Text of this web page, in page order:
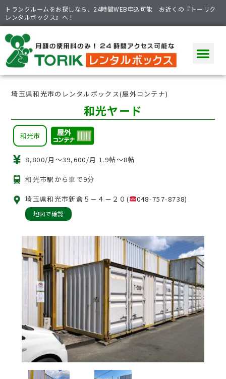
トランクルームをお探しなら、24時間WEB申込可能 お近くの『トーリク
レンタルボックス』へ！
埼玉県和光市のレンタルボックス(屋外コンテナ)
和光ヤード
和光市
8,800/月〜39,600/月 1.9帖〜8帖
和光市駅から車で9分
埼玉県和光市新倉５－４－２０( 048-757-8738)
地図で確認